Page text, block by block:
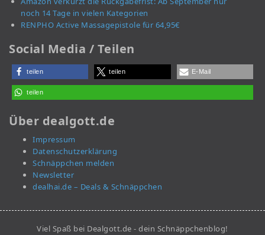
noch 14 Tage in vielen Kategorien
RENPHO Active Massagepistole für 64,95€
Social Media / Teilen
teilen teilen E-Mail
teilen
Über dealgott.de
Impressum
Datenschutzerklärung
Schnäppchen melden
Newsletter
dealhai.de – Deals & Schnäppchen
Viel Spaß bei Dealgott.de - dein Schnäppchenblog!